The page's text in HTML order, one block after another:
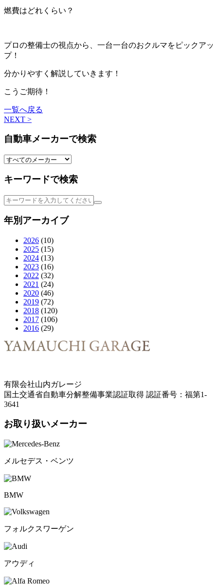
燃費はどれくらい？
プロの整備士の視点から、一台一台のおクルマをピックアッ
プ！
分かりやすく解説していきます！
こうご期待！
一覧へ戻る
NEXT >
自動車メーカーで検索
キーワードで検索
年別アーカイブ
2026 (10)
2025 (15)
2024 (13)
2023 (16)
2022 (32)
2021 (24)
2020 (46)
2019 (72)
2018 (120)
2017 (106)
2016 (29)
有限会社山内ガレージ
国土交通省自動車分解整備事業認証取得 認証番号：福第1-
3641
お取り扱いメーカー
メルセデス・ベンツ
BMW
フォルクスワーゲン
アウディ